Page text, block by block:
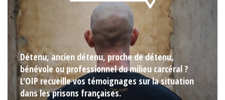
Détenu, ancien détenu, proche de détenu,
bénévole ou professionnel du milieu carcéral ?
L'OIP recueille vos témoignages sur la situation
dans les prisons françaises.